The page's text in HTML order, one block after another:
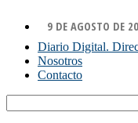
9 DE AGOSTO DE
Diario Digital.
Nosotros
Contacto